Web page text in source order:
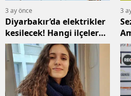
3 ay önce
Diyarbakır’da elektrikler
kesilecek! Hangi ilçeler
etkilenecek?
3